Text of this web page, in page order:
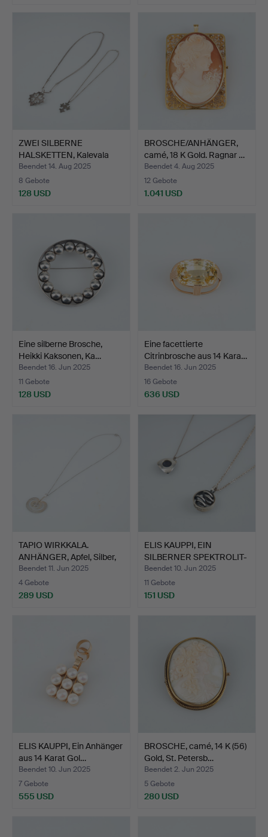
ZWEI SILBERNE
HALSKETTEN, Kalevala
Koru, 1…
Beendet 14. Aug 2025
8 Gebote
128 USD
BROSCHE/ANHÄNGER,
camé, 18 K Gold. Ragnar …
Beendet 4. Aug 2025
12 Gebote
1.041 USD
Eine silberne Brosche,
Heikki Kaksonen, Ka…
Beendet 16. Jun 2025
11 Gebote
128 USD
Eine facettierte
Citrinbrosche aus 14 Kara…
Beendet 16. Jun 2025
16 Gebote
636 USD
TAPIO WIRKKALA.
ANHÄNGER, Apfel, Silber,
H…
Beendet 11. Jun 2025
4 Gebote
289 USD
ELIS KAUPPI, EIN
SILBERNER SPEKTROLIT-
ANHÄ…
Beendet 10. Jun 2025
11 Gebote
151 USD
ELIS KAUPPI, Ein Anhänger
aus 14 Karat Gol…
Beendet 10. Jun 2025
7 Gebote
555 USD
BROSCHE, camé, 14 K (56)
Gold, St. Petersb…
Beendet 2. Jun 2025
5 Gebote
280 USD